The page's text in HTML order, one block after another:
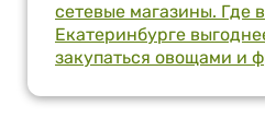
сетевые магазины. Где в
Екатеринбурге
закупаться овощами и